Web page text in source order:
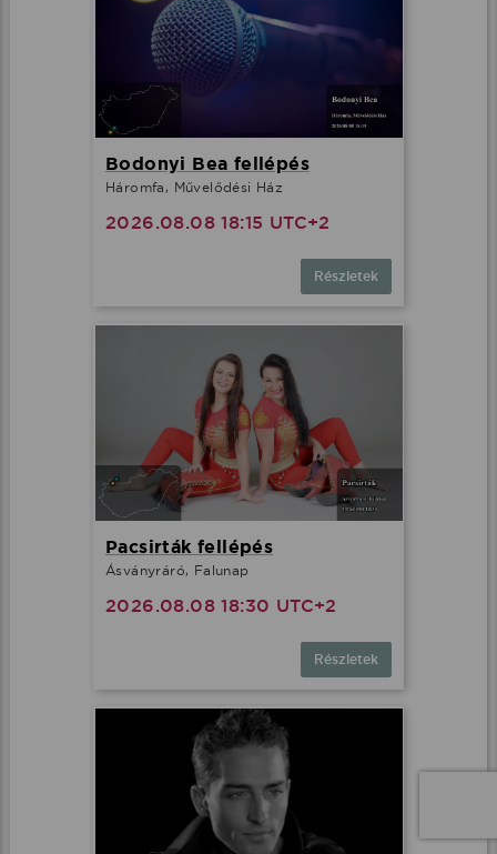
Bodonyi Bea fellépés
Háromfa, Művelődési Ház
2026.08.08 18:15 UTC+2
Részletek
Pacsirták fellépés
Ásványráró, Falunap
2026.08.08 18:30 UTC+2
Részletek